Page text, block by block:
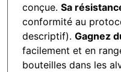
conçue. Sa
conformité au
descriptif). Gagnez
facilement et en
bouteilles dans les